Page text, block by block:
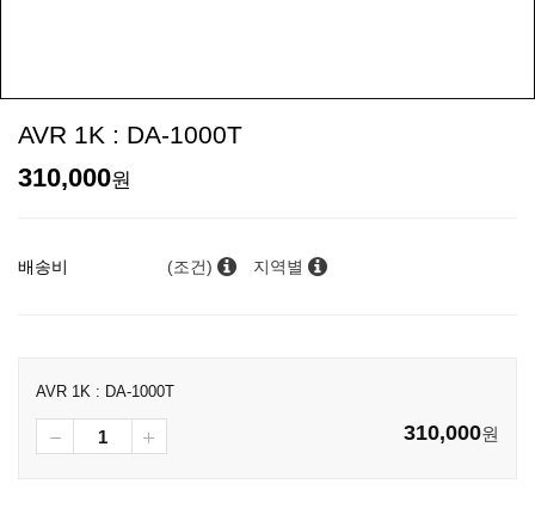
AVR 1K : DA-1000T
310,000원
배송비 (조건) 지역별
AVR 1K : DA-1000T
310,000원